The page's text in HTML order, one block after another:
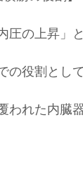
の上昇」
役割とし
れた内臓